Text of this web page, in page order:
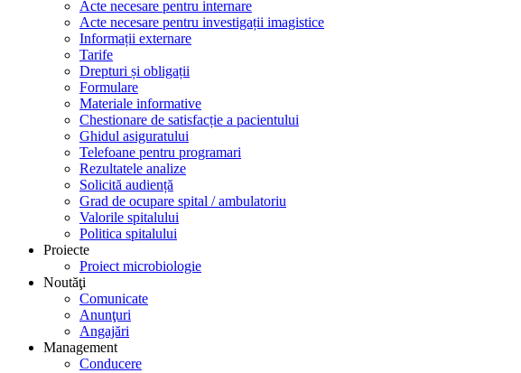
Acte necesare pentru internare
Acte necesare pentru investigații imagistice
Informații externare
Tarife
Drepturi și obligații
Formulare
Materiale informative
Chestionare de satisfacție a pacientului
Ghidul asiguratului
Telefoane pentru programari
Rezultatele analize
Solicită audiență
Grad de ocupare spital / ambulatoriu
Valorile spitalului
Politica spitalului
Proiecte
Proiect microbiologie
Noutăţi
Comunicate
Anunţuri
Angajări
Management
Conducere